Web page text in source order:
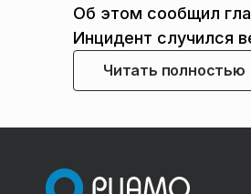
Об этом сообщил
Инцидент случился
Читать полностью